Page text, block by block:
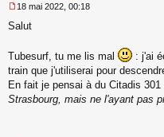
e
s
a
g
e
n
18 mai 2022, 00:18
Salut
Tubesurf, tu me lis mal
: j'ai
train que j'utiliserai pour
En fait je pensai à du Citadis 301
Strasbourg, mais ne l'ayant pas